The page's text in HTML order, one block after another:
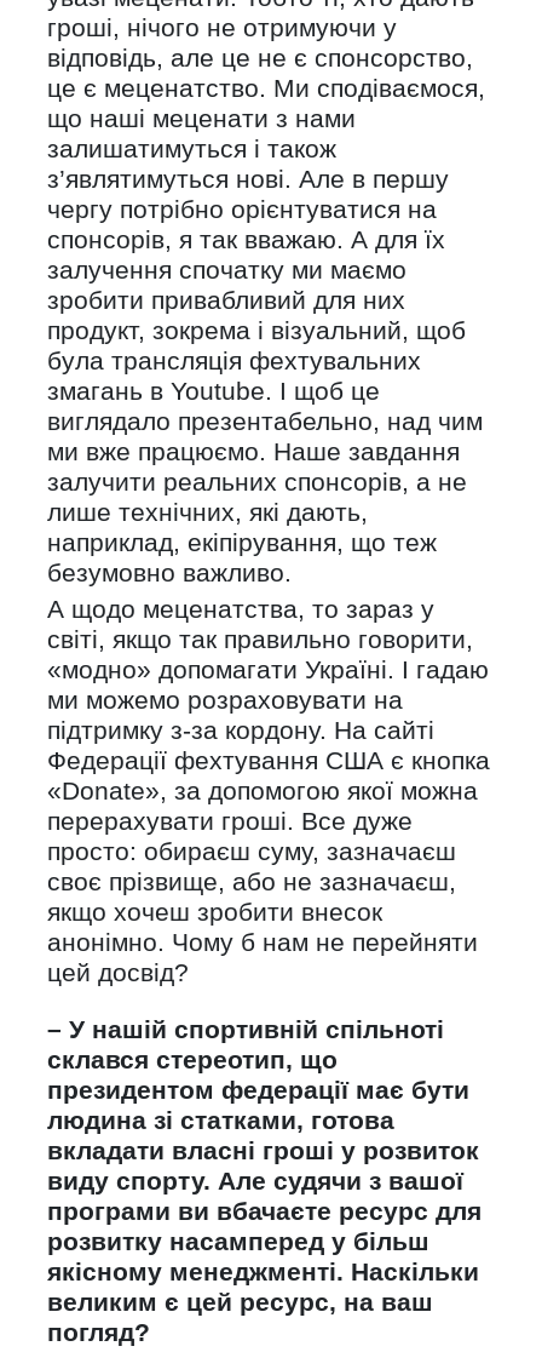
гроші, нічого не отримуючи у
відповідь, але це не є спонсорство,
це є меценатство. Ми сподіваємося,
що наші меценати з нами
залишатимуться і також
з’являтимуться нові. Але в першу
чергу потрібно орієнтуватися на
спонсорів, я так вважаю. А для їх
залучення спочатку ми маємо
зробити привабливий для них
продукт, зокрема і візуальний, щоб
була трансляція фехтувальних
змагань в Youtube. І щоб це
виглядало презентабельно, над чим
ми вже працюємо. Наше завдання
залучити реальних спонсорів, а не
лише технічних, які дають,
наприклад, екіпірування, що теж
безумовно важливо.
А щодо меценатства, то зараз у
світі, якщо так правильно говорити,
«модно» допомагати Україні. І гадаю
ми можемо розраховувати на
підтримку з-за кордону. На сайті
Федерації фехтування США є кнопка
«Donate», за допомогою якої можна
перерахувати гроші. Все дуже
просто: обираєш суму, зазначаєш
своє прізвище, або не зазначаєш,
якщо хочеш зробити внесок
анонімно. Чому б нам не перейняти
цей досвід?
– У нашій спортивній спільноті
склався стереотип, що
президентом федерації має бути
людина зі статками, готова
вкладати власні гроші у розвиток
виду спорту. Але судячи з вашої
програми ви вбачаєте ресурс для
розвитку насамперед у більш
якісному менеджменті. Наскільки
великим є цей ресурс, на ваш
погляд?